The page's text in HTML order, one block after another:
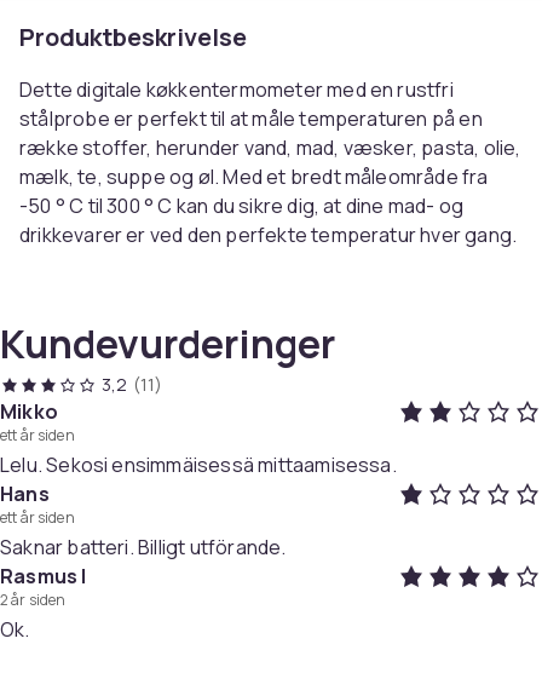
Produktbeskrivelse
Dette digitale køkkentermometer med en rustfri
stålprobe er perfekt til at måle temperaturen på en
række stoffer, herunder vand, mad, væsker, pasta, olie,
mælk, te, suppe og øl. Med et bredt måleområde fra
-50 ° C til 300 ° C kan du sikre dig, at dine mad- og
drikkevarer er ved den perfekte temperatur hver gang.
Celsius/Fahrenheit -konvertering, hold for
temperaturlås og min/max for høj og lav
temperaturhukommelse.
Nøjagtighed: ± 1 ° C (-20 ° C til +80 ° C), ± 2 ° C i andre
områder.
Energibesparelsestilstand: automatisk nedlukning
efter 10 minutter for at spare Batteri.
drevet med et AG13 -knapcellebatteri (inkluderet).
Artikkel nr.
01b7366f-0072-400b-9f37-3902b9f04d8a
Kundevurderinger
3,2 (11)
Mikko
ett år siden
Lelu. Sekosi ensimmäisessä mittaamisessa.
Hans
ett år siden
Saknar batteri. Billigt utförande.
Rasmus I
2 år siden
Ok.